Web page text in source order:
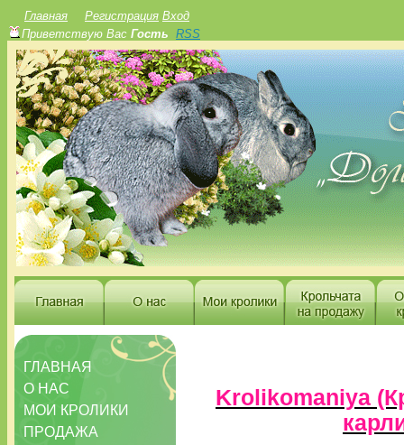
Главная Регистрация Вход
Приветствую Вас Гость RSS
ГЛАВНАЯ
О НАС
МОИ КРОЛИКИ
ПРОДАЖА
Krolikomaniya